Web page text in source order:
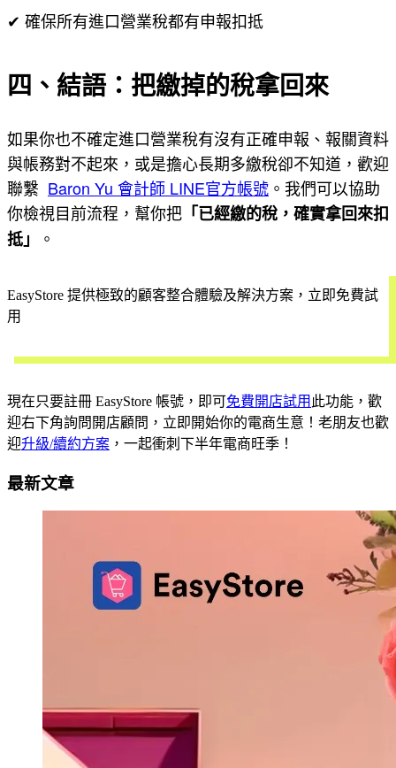
✔ 確保所有進口營業稅都有申報扣抵
四、結語：把繳掉的稅拿回來
如果你也不確定進口營業稅有沒有正確申報、報關資料
與帳務對不起來，或是擔心長期多繳稅卻不知道，歡迎
聯繫 Baron Yu 會計師 LINE官方帳號 。我們可以協助
你檢視目前流程，幫你把 「已經繳的稅，確實拿回來扣
抵」
。
EasyStore 提供極致的顧客整合體驗及解決方案，立即免費試
用
現在只要註冊 EasyStore 帳號，即可免費開店試用 此功能，歡
迎右下角詢問開店顧問，立即開始你的電商生意！老朋友也歡
迎升級/續約方案 ，一起衝刺下半年電商旺季！
最新文章